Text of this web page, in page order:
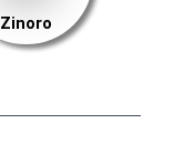
Zinoro